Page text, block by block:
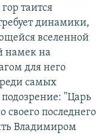
таится
динамики,
вселенной
намек на
для него
самых
"Царь
своего последнего
Владимиром